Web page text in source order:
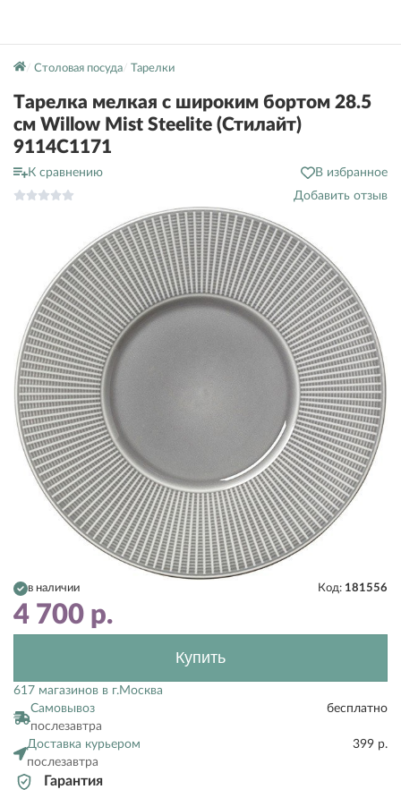
Столовая посуда Тарелки
Тарелка мелкая с широким бортом 28.5
см Willow Mist Steelite (Стилайт)
9114C1171
К сравнению
В избранное
Добавить отзыв
в наличии Код: 181556
4 700 р.
Купить
617 магазинов в г.Москва
Самовывоз
послезавтра
бесплатно
Доставка курьером
послезавтра
399 р.
Гарантия